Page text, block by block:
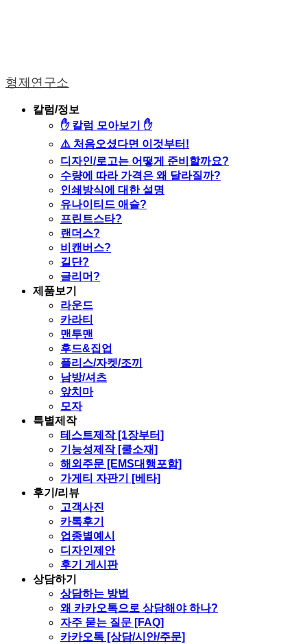
형제연구소
칼럼/정보
✋ 칼럼 모아보기 ✋
⚠️ 처음오셨다면 이것부터!
디자인/로고는 어떻게 준비할까요?
수량에 따라 가격은 왜 달라질까?
인쇄방식에 대한 설명
유나이티드 애슬?
프린트스타?
랜더스?
비캔버스?
길단?
글리머?
제품보기
라운드
카라티
맨투맨
후드&집업
플리스/자켓/조끼
남방/셔츠
앞치마
모자
특별제작
테스트제작 [1장부터]
기능성제작 [쿨소재]
해외주문 [EMS대행포함]
가게티 자판기 [베타]
후기/리뷰
고객사진
카톡후기
업종별예시
디자인제안
후기 게시판
상담하기
상담하는 방법
왜 카카오톡으로 상담해야 하나?
자주 묻는 질문 [FAQ]
카카오톡 [상담/시안/주문]